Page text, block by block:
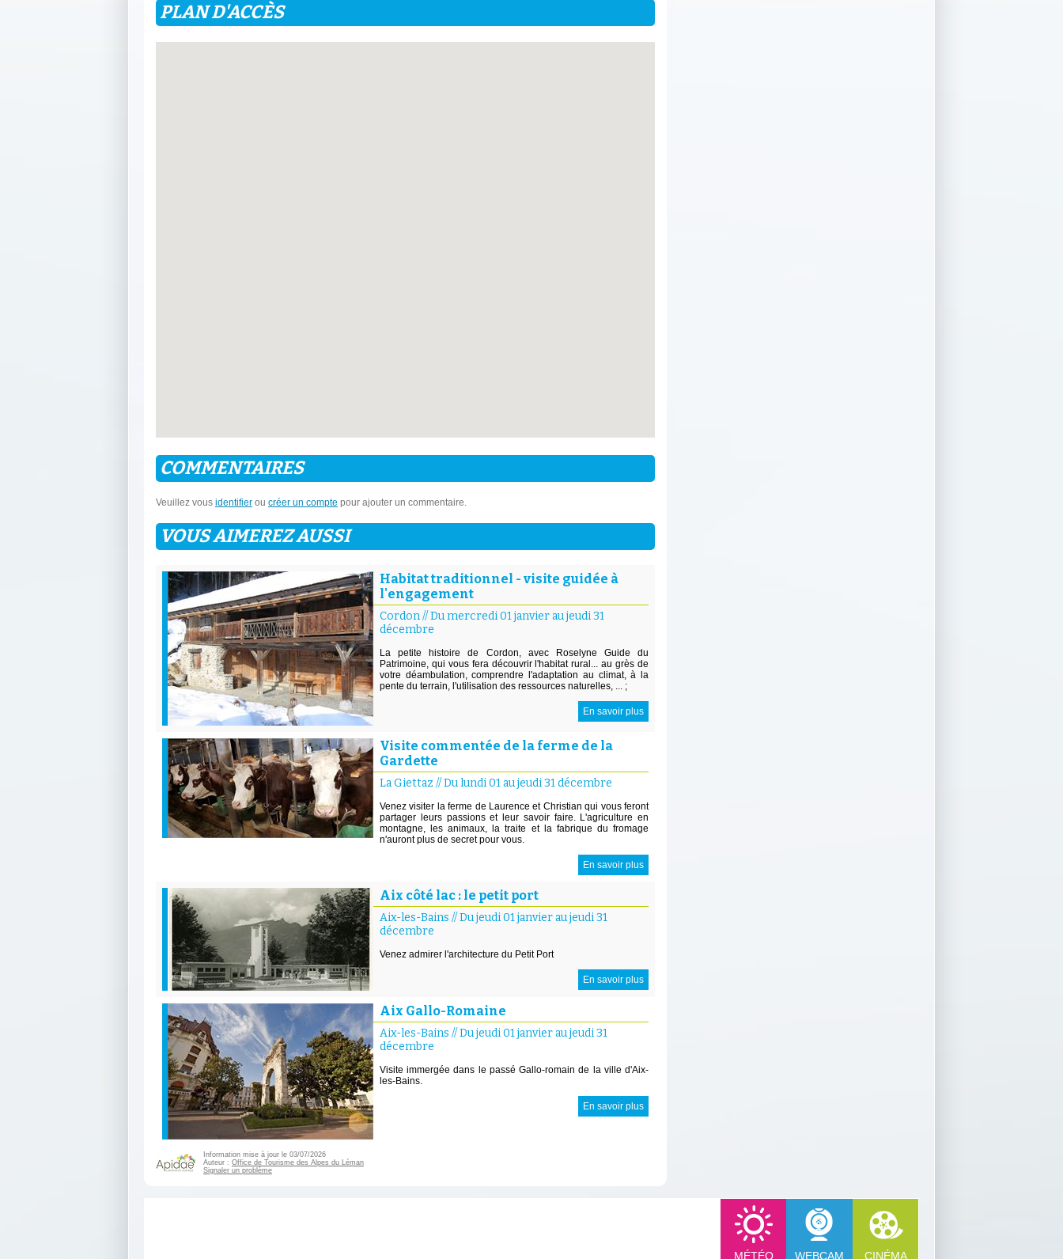
PLAN D'ACCÈS
COMMENTAIRES
Veuillez vous identifier ou créer un compte pour ajouter un commentaire.
VOUS AIMEREZ AUSSI
Habitat traditionnel - visite guidée à
l'engagement
Cordon//Du mercredi 01 janvier au jeudi 31
décembre
La petite histoire de Cordon, avec Roselyne Guide du
Patrimoine, qui vous fera découvrir l'habitat rural... au grès de
votre déambulation, comprendre l'adaptation au climat, à la
pente du terrain, l'utilisation des ressources naturelles, ... ;
En savoir plus
Visite commentée de la ferme de la
Gardette
La Giettaz //Du lundi 01 au jeudi 31 décembre
Venez visiter la ferme de Laurence et Christian qui vous feront
partager leurs passions et leur savoir faire. L'agriculture en
montagne, les animaux, la traite et la fabrique du fromage
n'auront plus de secret pour vous.
En savoir plus
Aix côté lac : le petit port
Aix-les-Bains //Du jeudi 01 janvier au jeudi 31
décembre
Venez admirer l'architecture du Petit Port
En savoir plus
Aix Gallo-Romaine
Aix-les-Bains //Du jeudi 01 janvier au jeudi 31
décembre
Visite immergée dans le passé Gallo-romain de la ville d'Aix-
les-Bains.
En savoir plus
Information mise à jour le 03/07/2026
Auteur : Office de Tourisme des Alpes du Léman
Signaler un problème
MÉTÉO WEBCAM CINÉMA